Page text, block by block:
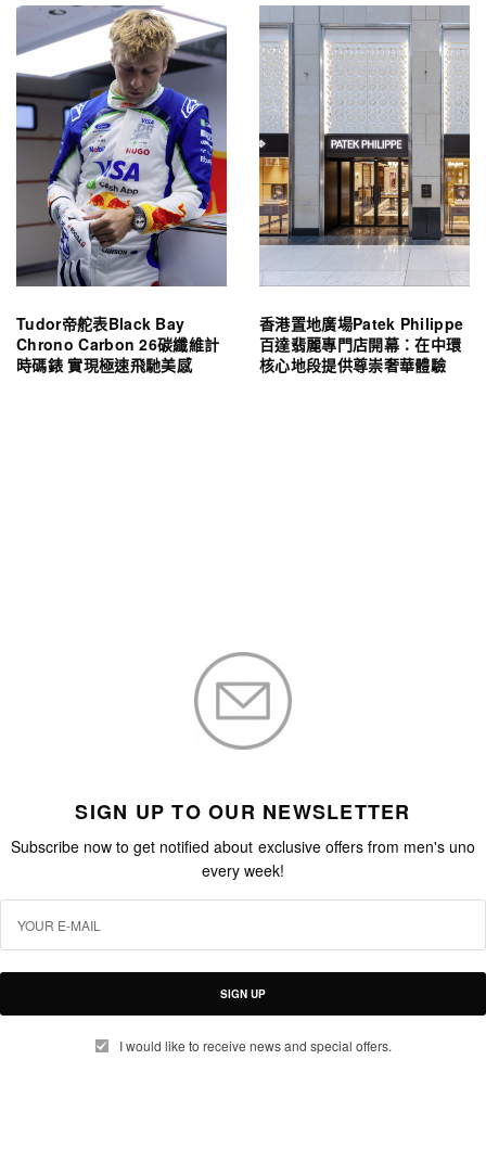
Tudor帝舵表Black Bay
Chrono Carbon 26碳纖維計
時碼錶 實現極速飛馳美感
香港置地廣場Patek Philippe
百達翡麗專門店開幕：在中環
核心地段提供尊崇奢華體驗
SIGN UP TO OUR NEWSLETTER
Subscribe now to get notified about exclusive offers from men's uno
every week!
SIGN UP
I would like to receive news and special offers.